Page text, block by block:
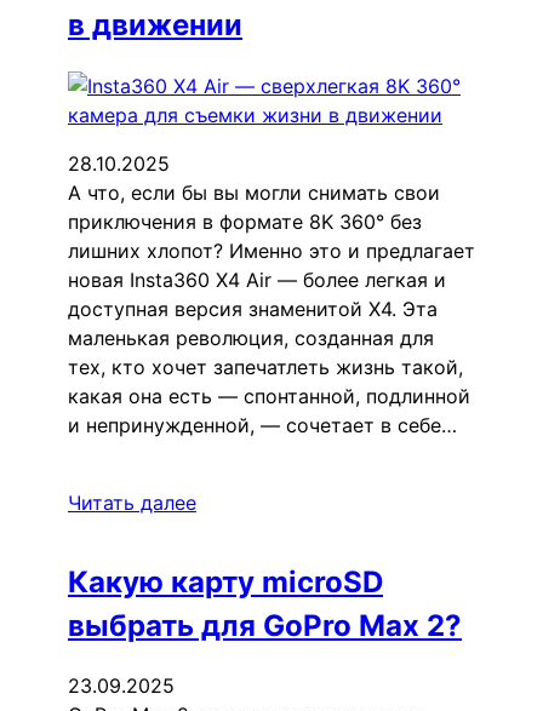
в движении
28.10.2025
А что, если бы вы могли снимать свои
приключения в формате 8K 360° без
лишних хлопот? Именно это и предлагает
новая Insta360 X4 Air — более легкая и
доступная версия знаменитой X4. Эта
маленькая революция, созданная для
тех, кто хочет запечатлеть жизнь такой,
какая она есть — спонтанной, подлинной
и непринужденной, — сочетает в себе…
Читать далее
Какую карту microSD
выбрать для GoPro Max 2?
23.09.2025